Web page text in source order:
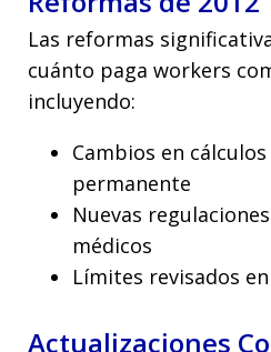
Las reformas
cuánto paga workers
incluyendo:
Cambios en
permanente
Nuevas
médicos
Límites revisados
Actualizaciones